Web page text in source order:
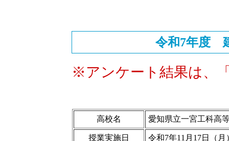
令和7年度
※アンケート結果は、
高校名 愛知県立一宮工科
授業実施日 令和7年11月17日（月